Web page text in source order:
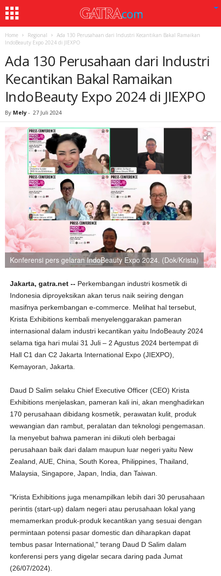
Home Regional
Ada 130 Perusahaan dari Industri Kecantikan Bakal Ramaikan
IndoBeauty Expo 2024 di JIEXPO
Ada 130 Perusahaan dari Industri
Kecantikan Bakal Ramaikan
IndoBeauty Expo 2024 di JIEXPO
By Mely - 27 Juli 2024
Konferensi pers gelaran IndoBeauty Expo 2024. (Dok/Krista)
Jakarta, gatra.net -- Perkembangan industri kosmetik di
Indonesia diproyeksikan akan terus naik seiring dengan
masifnya perkembangan e-commerce. Melihat hal tersebut,
Krista Exhibitions kembali menyelenggarakan pameran
internasional dalam industri kecantikan yaitu IndoBeauty 2024
selama tiga hari mulai 31 Juli – 2 Agustus 2024 bertempat di
Hall C1 dan C2 Jakarta International Expo (JIEXPO),
Kemayoran, Jakarta.
Daud D Salim selaku Chief Executive Officer (CEO) Krista
Exhibitions menjelaskan, pameran kali ini, akan menghadirkan
170 perusahaan dibidang kosmetik, perawatan kulit, produk
wewangian dan rambut, peralatan dan teknologi pengemasan.
Ia menyebut bahwa pameran ini diikuti oleh berbagai
perusahaan baik dari dalam maupun luar negeri yaitu New
Zealand, AUE, China, South Korea, Philippines, Thailand,
Malaysia, Singapore, Japan, India, dan Taiwan.
"Krista Exhibitions juga menampilkan lebih dari 30 perusahaan
perintis (start-up) dalam negeri atau perusahaan lokal yang
memamerkan produk-produk kecantikan yang sesuai dengan
permintaan potensi pasar domestic dan diharapkan dapat
tembus pasar International," terang Daud D Salim dalam
konferensi pers yang digelar secara daring pada Jumat
(26/07/2024).